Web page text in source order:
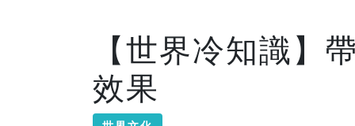
【世界冷知識】
效果